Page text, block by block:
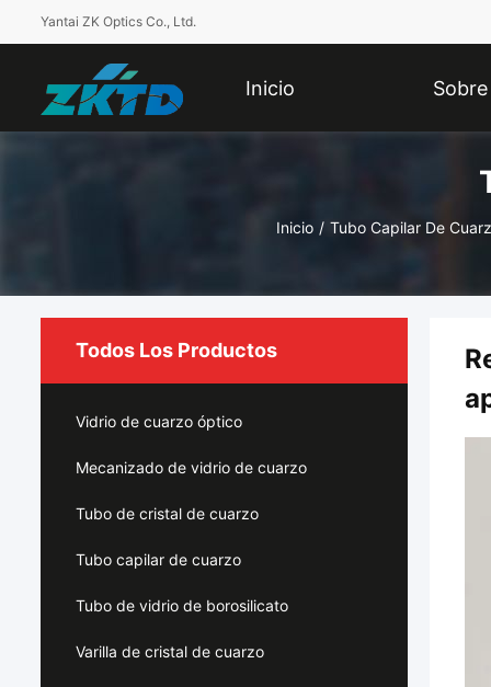
Yantai ZK Optics Co., Ltd.
Inicio Sobre
Nosotros
Inicio / Tubo Capilar De
Todos Los Productos
Vidrio de cuarzo óptico
Mecanizado de vidrio de cuarzo
Tubo de cristal de cuarzo
Tubo capilar de cuarzo
Tubo de vidrio de borosilicato
Varilla de cristal de cuarzo